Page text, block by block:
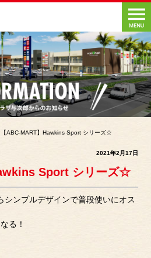
ABC-MART】Hawkins Sport シリーズ☆
2021年2月17日
Sport シリーズ☆
シンプルデザインで普段使いにオス
る！